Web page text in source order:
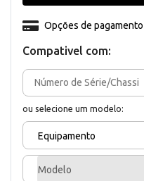
Compativel com:
ou selecione um modelo:
Equipamento
Modelo
Opções de pagamento